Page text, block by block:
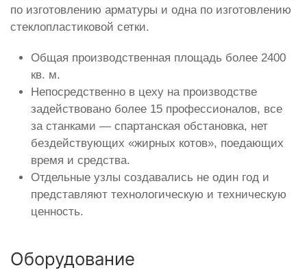
по изготовлению арматуры и одна по изготовлению
стеклопластиковой сетки.
Общая производственная площадь более 2400
кв. м.
Непосредственно в цеху на производстве
задействовано более 15 профессионалов, все
за станками — спартанская обстановка, нет
бездействующих «жирных котов», поедающих
время и средства.
Отдельные узлы создавались не один год и
представляют технологическую и техническую
ценность.
Оборудование